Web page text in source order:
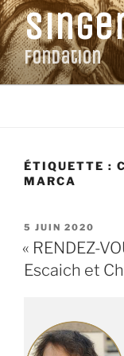
Aller
au
contenu
principalFondation
ÉTIQUETTE :
MARCA
PUBLIÉ
LE
5 JUIN 2020
« RENDEZ-
Escaich et